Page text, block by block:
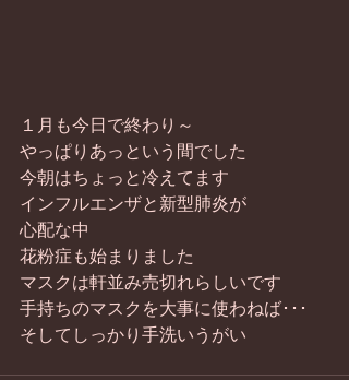
１月も今日で終わり～
やっぱりあっという間でした
今朝はちょっと冷えてます
インフルエンザと新型肺炎が
心配な中
花粉症も始まりました
マスクは軒並み売切れらしいです
手持ちのマスクを大事に使わねば･･･
そしてしっかり手洗いうがい